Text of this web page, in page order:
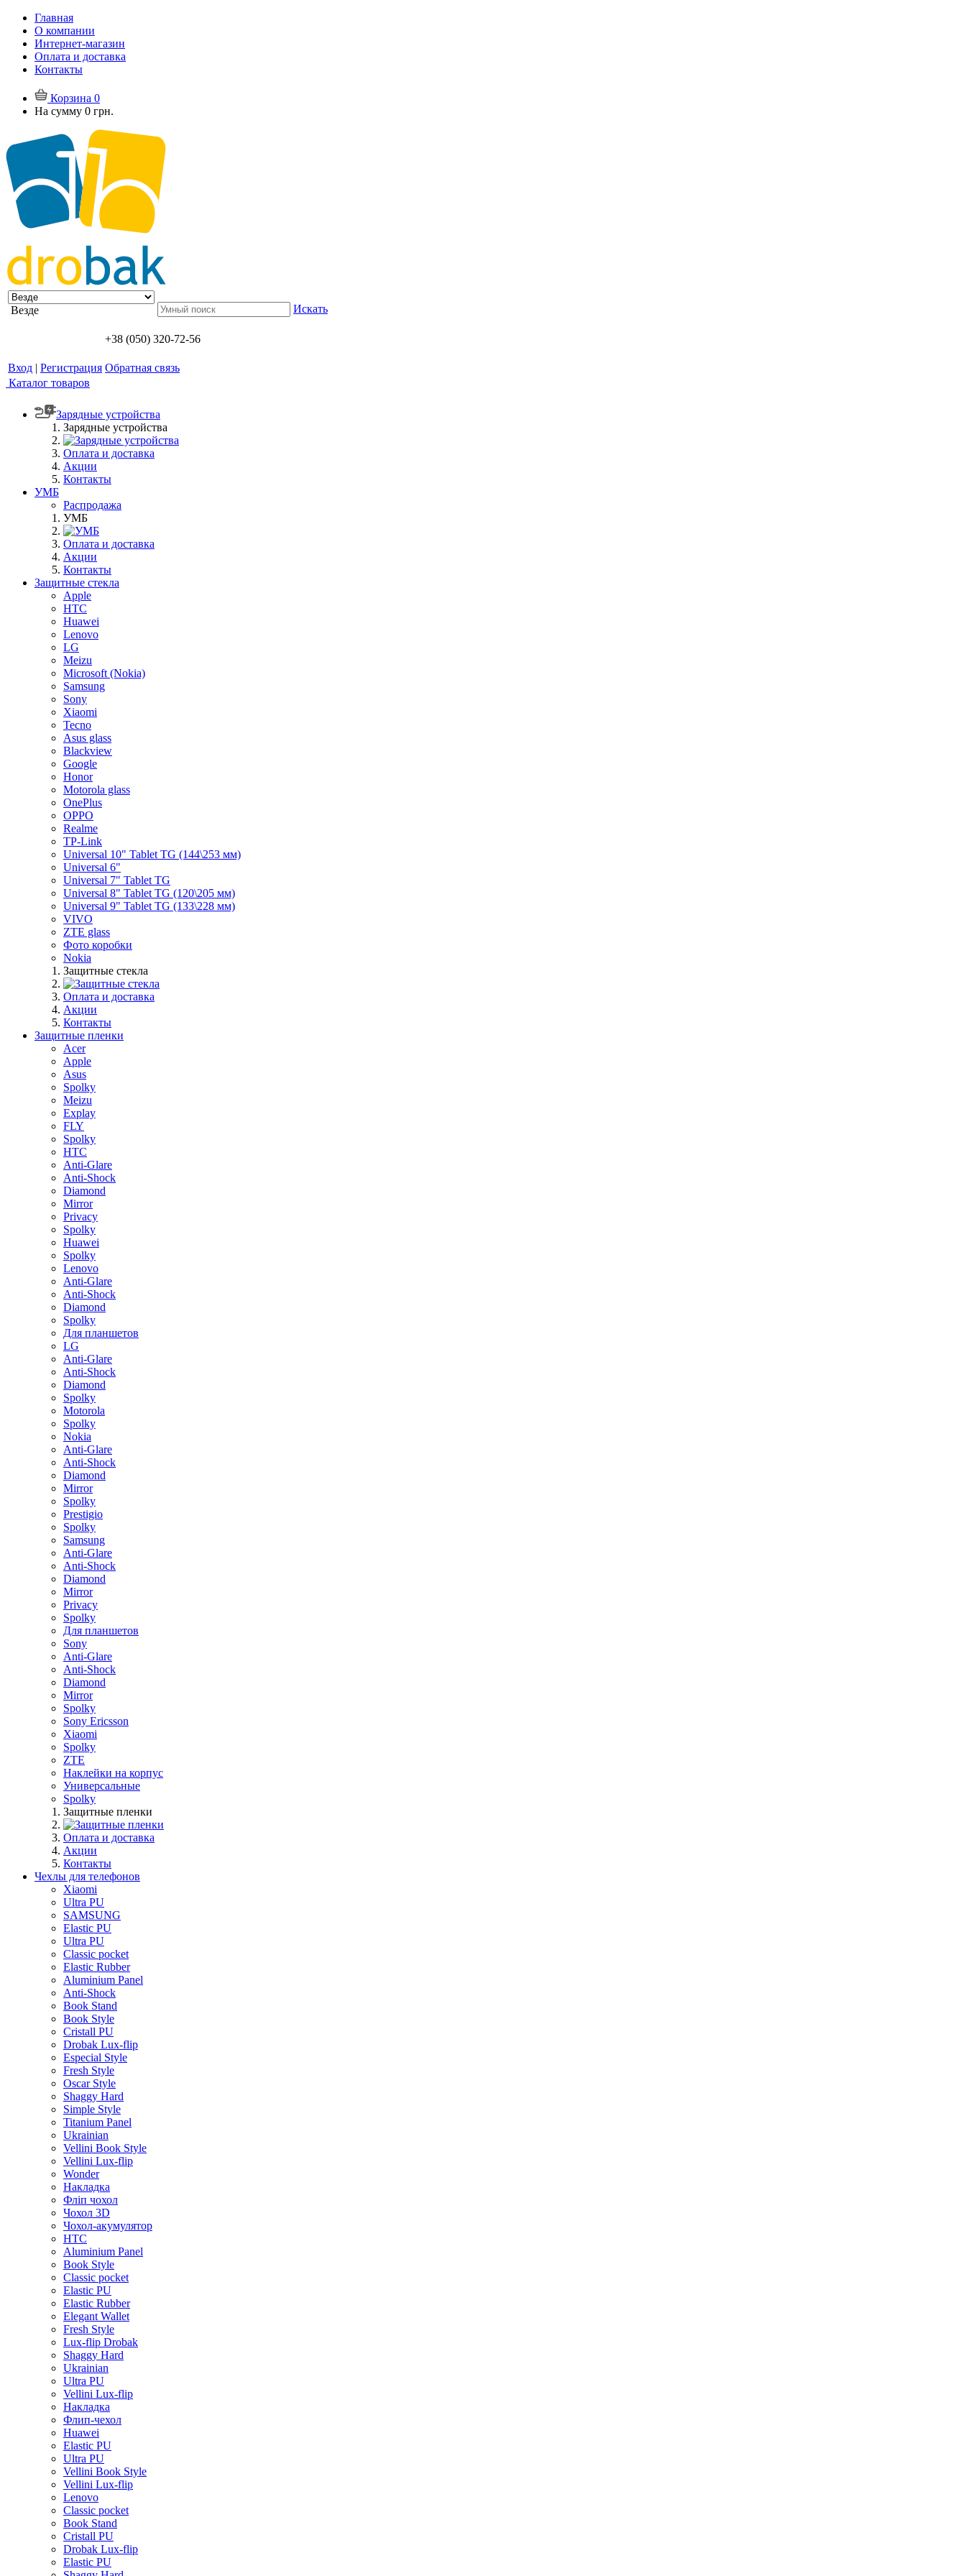
Главная
О компании
Интернет-магазин
Оплата и доставка
Контакты
Корзина 0
На сумму 0 грн.
Везде Искать
+38 (050) 320-72-56
Вход | Регистрация Обратная связь
Каталог товаров
Зарядные устройства
Зарядные устройства
Оплата и доставка
Акции
Контакты
УМБ
Распродажа
УМБ
Оплата и доставка
Акции
Контакты
Защитные стекла
Apple
HTC
Huawei
Lenovo
LG
Meizu
Microsoft (Nokia)
Samsung
Sony
Xiaomi
Tecno
Asus glass
Blackview
Google
Honor
Motorola glass
OnePlus
OPPO
Realme
TP-Link
Universal 10" Tablet TG (144\253 мм)
Universal 6"
Universal 7" Tablet TG
Universal 8" Tablet TG (120\205 мм)
Universal 9" Tablet TG (133\228 мм)
VIVO
ZTE glass
Фото коробки
Nokia
Защитные стекла
Оплата и доставка
Акции
Контакты
Защитные пленки
Acer
Apple
Asus
Spolky
Meizu
Explay
FLY
Spolky
HTC
Anti-Glare
Anti-Shock
Diamond
Mirror
Privacy
Spolky
Huawei
Spolky
Lenovo
Anti-Glare
Anti-Shock
Diamond
Spolky
Для планшетов
LG
Anti-Glare
Anti-Shock
Diamond
Spolky
Motorola
Spolky
Nokia
Anti-Glare
Anti-Shock
Diamond
Mirror
Spolky
Prestigio
Spolky
Samsung
Anti-Glare
Anti-Shock
Diamond
Mirror
Privacy
Spolky
Для планшетов
Sony
Anti-Glare
Anti-Shock
Diamond
Mirror
Spolky
Sony Ericsson
Xiaomi
Spolky
ZTE
Наклейки на корпус
Универсальные
Spolky
Защитные пленки
Оплата и доставка
Акции
Контакты
Чехлы для телефонов
Xiaomi
Ultra PU
SAMSUNG
Elastic PU
Ultra PU
Classic pocket
Elastic Rubber
Aluminium Panel
Anti-Shock
Book Stand
Book Style
Cristall PU
Drobak Lux-flip
Especial Style
Fresh Style
Oscar Style
Shaggy Hard
Simple Style
Titanium Panel
Ukrainian
Vellini Book Style
Vellini Lux-flip
Wonder
Накладка
Фліп чохол
Чохол 3D
Чохол-акумулятор
HTC
Aluminium Panel
Book Style
Classic pocket
Elastic PU
Elastic Rubber
Elegant Wallet
Fresh Style
Lux-flip Drobak
Shaggy Hard
Ukrainian
Ultra PU
Vellini Lux-flip
Накладка
Флип-чехол
Huawei
Elastic PU
Ultra PU
Vellini Book Style
Vellini Lux-flip
Lenovo
Classic pocket
Book Stand
Cristall PU
Drobak Lux-flip
Elastic PU